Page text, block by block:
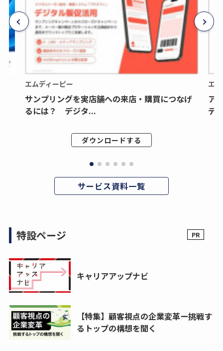
エムディーピー
サンプリングを実店舗への来店・購買につなげ
るには？ デジタ...
ダウンロードする
エ
ア
デ
サービス資料一覧
特設ページ
キャリアアップナビ
【特集】顧客視点の企業変革ー挑戦す
るトップの構想を聞く